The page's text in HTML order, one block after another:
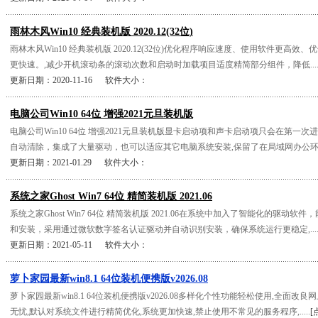
雨林木风Win10 经典装机版 2020.12(32位)
雨林木风Win10 经典装机版 2020.12(32位)优化程序响应速度、使用软件更高效、
更快速。,减少开机滚动条的滚动次数和启动时加载项目适度精简部分组件，降低
更新日期：2020-11-16 软件大小：
电脑公司Win10 64位 增强2021元旦装机版
电脑公司Win10 64位 增强2021元旦装机版显卡启动项和声卡启动项只会在第一次
自动清除，集成了大量驱动，也可以适应其它电脑系统安装,保留了在局域网办公
更新日期：2021-01.29 软件大小：
系统之家Ghost Win7 64位 精简装机版 2021.06
系统之家Ghost Win7 64位 精简装机版 2021.06在系统中加入了智能化的驱动软件
和安装，采用通过微软数字签名认证驱动并自动识别安装，确保系统运行更稳定
更新日期：2021-05-11 软件大小：
萝卜家园最新win8.1 64位装机便携版v2026.08
萝卜家园最新win8.1 64位装机便携版v2026.08多样化个性功能轻松使用,全面改良
无忧,默认对系统文件进行精简优化,系统更加快速,禁止使用不常见的服务程序,.....[